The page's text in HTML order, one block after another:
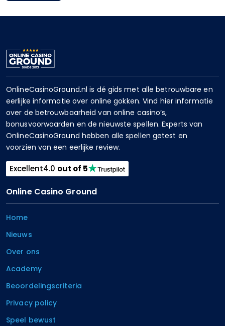
OnlineCasinoGround.nl is dé gids met alle betrouwbare en
eerlijke informatie over online gokken. Vind hier informatie
over de betrouwbaarheid van online casino’s,
bonusvoorwaarden en de nieuwste spellen. Experts van
OnlineCasinoGround hebben alle spellen getest en
voorzien van een eerlijke review.
Excellent4.0 out of 5
Online Casino Ground
Home
Nieuws
Over ons
Academy
Beoordelingscriteria
Privacy policy
Speel bewust